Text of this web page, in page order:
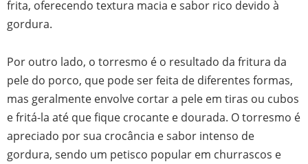
frita, oferecendo textura macia e sabor rico devido à
gordura.
Por outro lado, o torresmo é o resultado da fritura da
pele do porco, que pode ser feita de diferentes formas,
mas geralmente envolve cortar a pele em tiras ou cubos
e fritá-la até que fique crocante e dourada. O torresmo é
apreciado por sua crocância e sabor intenso de
gordura, sendo um petisco popular em churrascos e